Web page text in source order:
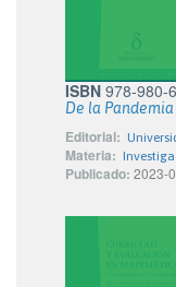
ISBN 978-980-
De la
Editorial:
Materia:
Publicado: 2023-